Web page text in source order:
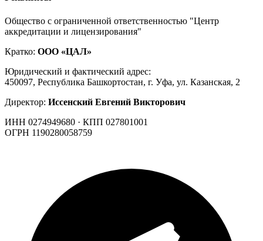
Общество с ограниченной ответственностью "Центр
аккредитации и лицензирования"
Кратко: ООО «ЦАЛ»
Юридический и фактический адрес:
450097, Республика Башкортостан, г. Уфа, ул. Казанская, 2
Директор: Иссенский Евгений Викторович
ИНН 0274949680 · КПП 027801001
ОГРН 1190280058759